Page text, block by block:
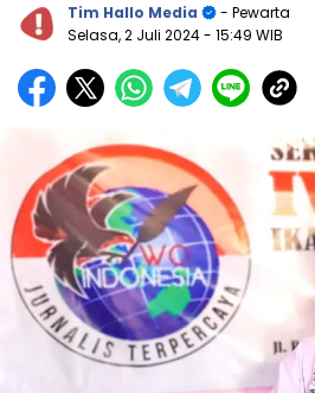
Tim Hallo Media
- Pewarta
Selasa, 2 Juli 2024- 15:49 WIB